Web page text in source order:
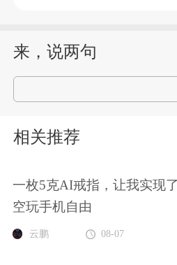
来，说两句
相关推荐
一枚5克AI戒指，让我实现
空玩手机自由
云鹏 08-07